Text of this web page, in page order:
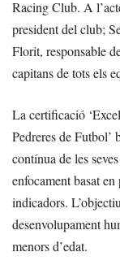
Racing Club. A
president del club;
Florit, responsable
capitans de tots els
La certificació
Pedreres de Futbol’
contínua de les
enfocament basat
indicadors.
desenvolupament
menors d’edat.